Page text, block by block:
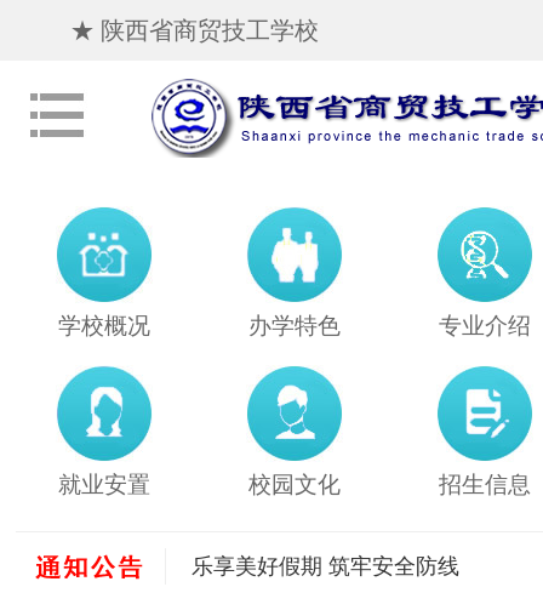
★ 陕西省商贸技工学校
学校概况 办学特色 专业介绍
就业安置 校园文化 招生信息
乐享美好假期 筑牢安全防线